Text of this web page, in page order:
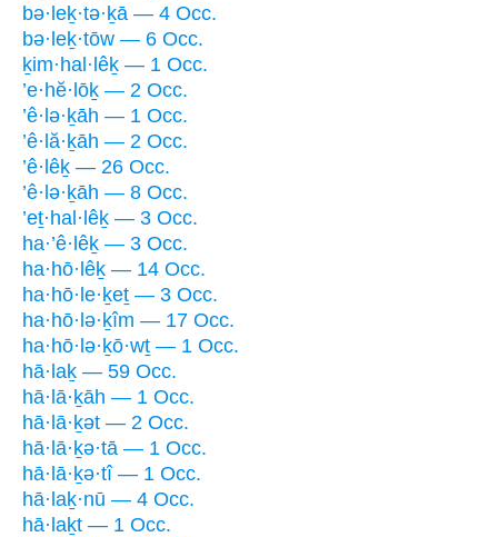
bə·leḵ·tə·ḵā — 4 Occ.
bə·leḵ·tōw — 6 Occ.
ḵim·hal·lêḵ — 1 Occ.
’e·hĕ·lōḵ — 2 Occ.
’ê·lə·ḵāh — 1 Occ.
’ê·lă·ḵāh — 2 Occ.
’ê·lêḵ — 26 Occ.
’ê·lə·ḵāh — 8 Occ.
’eṯ·hal·lêḵ — 3 Occ.
ha·’ê·lêḵ — 3 Occ.
ha·hō·lêḵ — 14 Occ.
ha·hō·le·ḵeṯ — 3 Occ.
ha·hō·lə·ḵîm — 17 Occ.
ha·hō·lə·ḵō·wṯ — 1 Occ.
hā·laḵ — 59 Occ.
hā·lā·ḵāh — 1 Occ.
hā·lā·ḵət — 2 Occ.
hā·lā·ḵə·tā — 1 Occ.
hā·lā·ḵə·tî — 1 Occ.
hā·laḵ·nū — 4 Occ.
hā·laḵt — 1 Occ.